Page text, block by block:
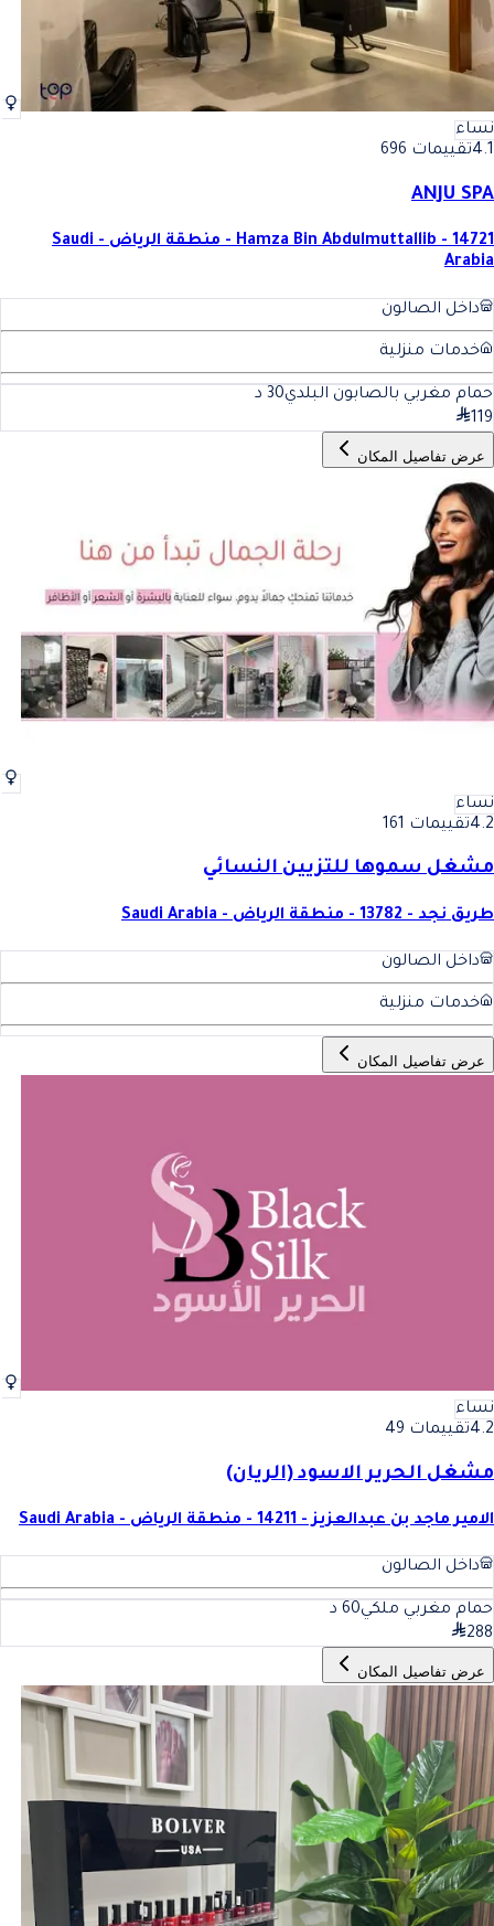
نساء
4.1تقييمات 696
ANJU SPA
Hamza Bin Abdulmuttallib - 14721 - منطقة الرياض - Saudi
Arabia
داخل الصالون
خدمات منزلية
حمام مغربي بالصابون البلدي30 د
119
عرض تفاصيل المكان
نساء
4.2تقييمات 161
مشغل سموها للتزيين النسائي
طريق نجد - 13782 - منطقة الرياض - Saudi Arabia
داخل الصالون
خدمات منزلية
عرض تفاصيل المكان
نساء
4.2تقييمات 49
مشغل الحرير الاسود (الريان)
الامير ماجد بن عبدالعزيز - 14211 - منطقة الرياض - Saudi Arabia
داخل الصالون
حمام مغربي ملكي60 د
288
عرض تفاصيل المكان